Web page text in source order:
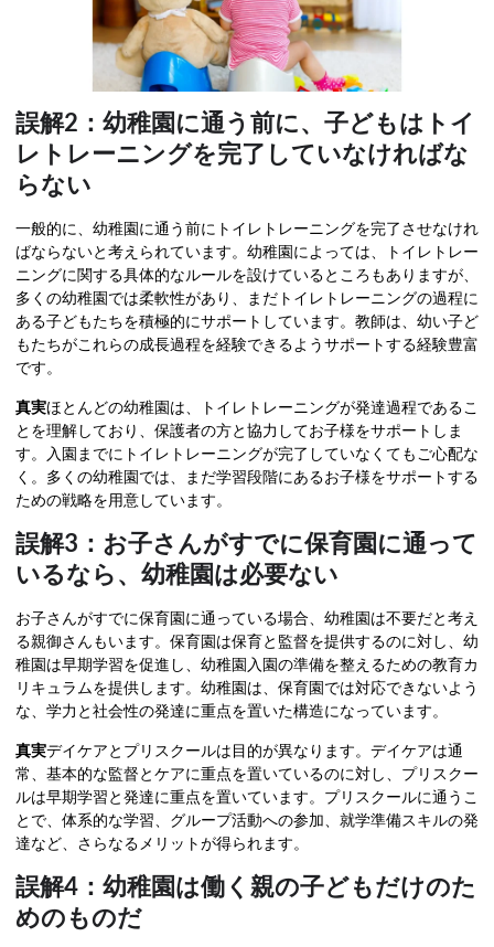
誤解2：幼稚園に通う前に、子どもはトイ
レトレーニングを完了していなければな
らない
一般的に、幼稚園に通う前にトイレトレーニングを完了させなけれ
ばならないと考えられています。幼稚園によっては、トイレトレー
ニングに関する具体的なルールを設けているところもありますが、
多くの幼稚園では柔軟性があり、まだトイレトレーニングの過程に
ある子どもたちを積極的にサポートしています。教師は、幼い子ど
もたちがこれらの成長過程を経験できるようサポートする経験豊富
です。
真実ほとんどの幼稚園は、トイレトレーニングが発達過程であるこ
とを理解しており、保護者の方と協力してお子様をサポートしま
す。入園までにトイレトレーニングが完了していなくてもご心配な
く。多くの幼稚園では、まだ学習段階にあるお子様をサポートする
ための戦略を用意しています。
誤解3：お子さんがすでに保育園に通って
いるなら、幼稚園は必要ない
お子さんがすでに保育園に通っている場合、幼稚園は不要だと考え
る親御さんもいます。保育園は保育と監督を提供するのに対し、幼
稚園は早期学習を促進し、幼稚園入園の準備を整えるための教育カ
リキュラムを提供します。幼稚園は、保育園では対応できないよう
な、学力と社会性の発達に重点を置いた構造になっています。
真実デイケアとプリスクールは目的が異なります。デイケアは通
常、基本的な監督とケアに重点を置いているのに対し、プリスクー
ルは早期学習と発達に重点を置いています。プリスクールに通うこ
とで、体系的な学習、グループ活動への参加、就学準備スキルの発
達など、さらなるメリットが得られます。
誤解4：幼稚園は働く親の子どもだけのた
めのものだ